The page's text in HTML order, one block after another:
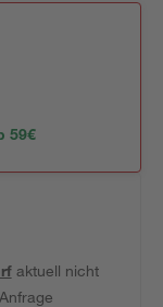
59€
aktuell nicht